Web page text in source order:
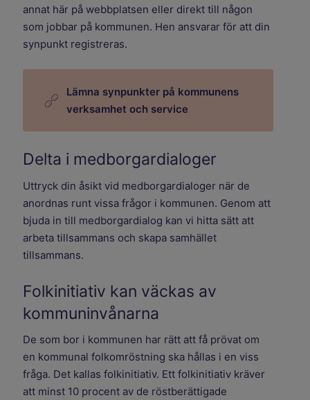
annat här på webbplatsen eller direkt till någon
som jobbar på kommunen. Hen ansvarar för att din
synpunkt registreras.
Lämna synpunkter på kommunens
verksamhet och service
Delta i medborgardialoger
Uttryck din åsikt vid medborgardialoger när de
anordnas runt vissa frågor i kommunen. Genom att
bjuda in till medborgardialog kan vi hitta sätt att
arbeta tillsammans och skapa samhället
tillsammans.
Folkinitiativ kan väckas av
kommuninvånarna
De som bor i kommunen har rätt att få prövat om
en kommunal folkomröstning ska hållas i en viss
fråga. Det kallas folkinitiativ. Ett folkinitiativ kräver
att minst 10 procent av de röstberättigade